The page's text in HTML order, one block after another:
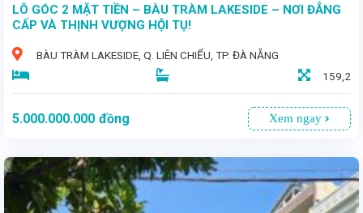
LÔ GÓC 2 MẶT TIỀN – BÀU TRÀM LAKESIDE – NƠI ĐẲNG
CẤP VÀ THỊNH VƯỢNG HỘI TỤ!
BÀU TRÀM LAKESIDE, Q. LIÊN CHIỂU, TP. ĐÀ NẴNG
159,2
5.000.000.000 đồng Xem ngay